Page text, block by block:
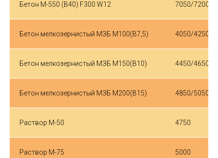
Бетон М-550 (B40) F300 W12 7050/7200
Бетон мелкозернистый МЗБ М100(В7,5) 4050/4250
Бетон мелкозернистый МЗБ М150(В10) 4450/4650
Бетон мелкозернистый МЗБ М200(В15) 4850/5050
Раствор М-50 4750
Раствор М-75 5000